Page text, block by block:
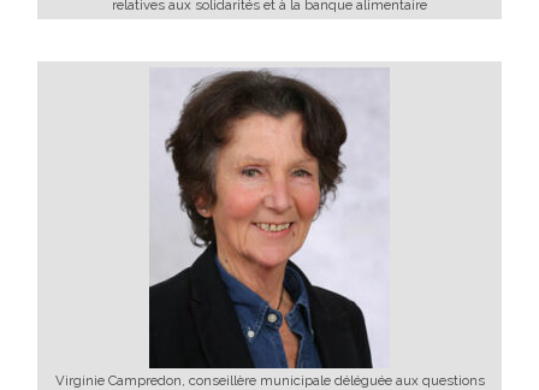
relatives aux solidarités et à la banque alimentaire
Virginie Campredon, conseillère municipale déléguée aux questions